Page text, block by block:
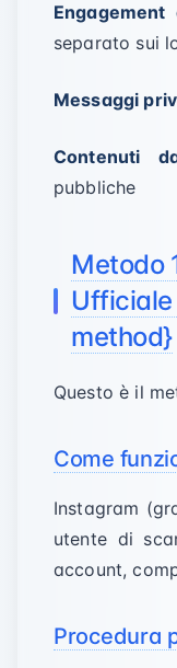
separato sui
Messaggi
Contenuti
pubbliche
Metodo
method}
Questo è il
Come
Instagram
utente di
account,
Procedura